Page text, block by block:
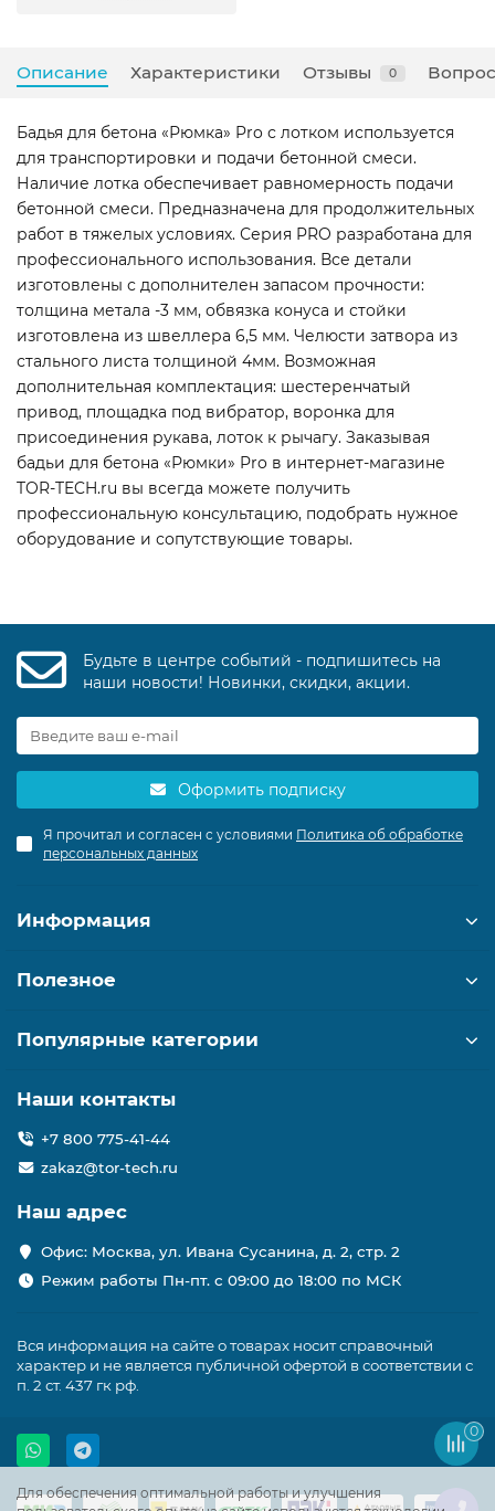
Описание Характеристики Отзывы 0
Бадья для бетона «Рюмка» Pro с лотком используется
для транспортировки и подачи бетонной смеси.
Наличие лотка обеспечивает равномерность подачи
бетонной смеси. Предназначена для продолжительных
работ в тяжелых условиях. Серия PRO разработана для
профессионального использования. Все детали
изготовлены с дополнителен запасом прочности:
толщина метала -3 мм, обвязка конуса и стойки
изготовлена из швеллера 6,5 мм. Челюсти затвора из
стального листа толщиной 4мм. Возможная
дополнительная комплектация: шестеренчатый
привод, площадка под вибратор, воронка для
присоединения рукава, лоток к рычагу. Заказывая
бадьи для бетона «Рюмки» Pro в интернет-магазине
TOR-TECH.ru вы всегда можете получить
профессиональную консультацию, подобрать нужное
оборудование и сопутствующие товары.
Для обеспечения оптимальной работы и улучшения
Будьте в центре событий - подпишитесь на
наши новости! Новинки, скидки, акции.
Оформить подписку
Я прочитал и согласен с условиями Политика об обработке
персональных данных
Информация
Полезное
Популярные категории
Наши контакты
+7 800 775-41-44
zakaz@tor-tech.ru
Наш адрес
Офис: Москва, ул. Ивана Сусанина, д. 2, стр. 2
Режим работы Пн-пт. с 09:00 до 18:00 по МСК
Вся информация на сайте о товарах носит справочный
характер и не является публичной офертой в соответствии с
п. 2 ст. 437 гк рф.
0